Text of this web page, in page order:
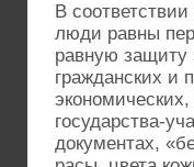
В
люди равны
равную защиту
гражданских и
государства-
документах,